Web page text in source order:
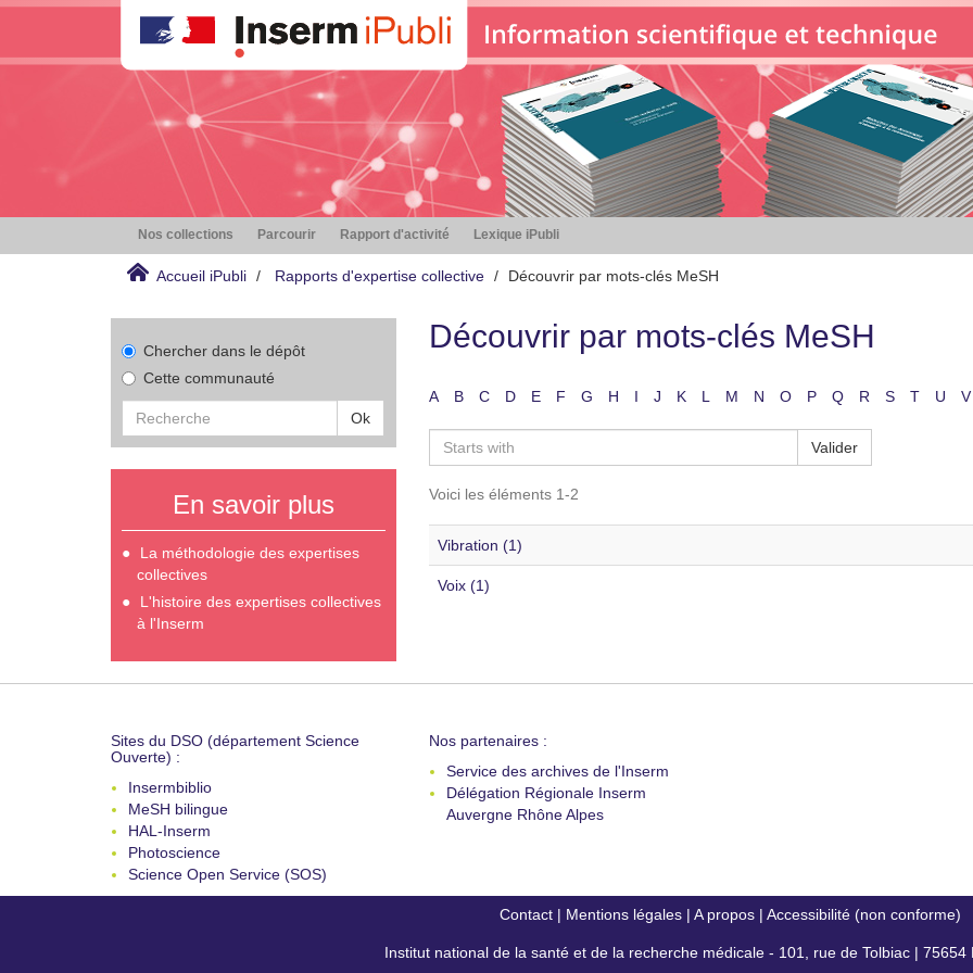
Nos collections Parcourir Rapport d'activité Lexique iPubli
Accueil iPubli Rapports d'expertise collective Découvrir par mots-clés MeSH
Chercher dans le dépôt
Cette communauté
Ok
En savoir plus
La méthodologie des expertises
collectives
L'histoire des expertises collectives
à l'Inserm
Découvrir par mots-clés MeSH
A B C D E F G H I J K L M N O P Q R S T U V
Valider
Voici les éléments 1-2
Vibration (1)
Voix (1)
Sites du DSO (département Science
Ouverte) :
Insermbiblio
MeSH bilingue
HAL-Inserm
Photoscience
Science Open Service (SOS)
Nos partenaires :
Service des archives de l'Inserm
Délégation Régionale Inserm
Auvergne Rhône Alpes
Contact| Mentions légales| A propos| Accessibilité (non conforme)
Institut national de la santé et de la recherche médicale - 101, rue de Tolbiac | 75654